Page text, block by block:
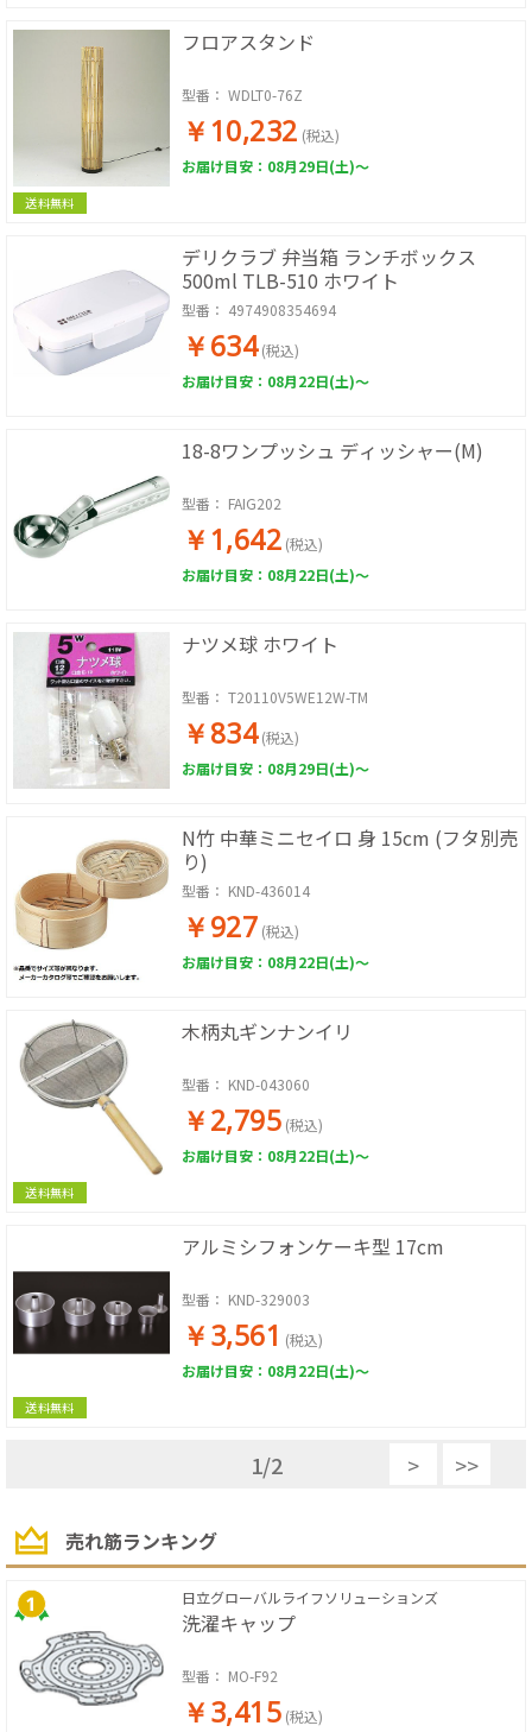
送料無料
フロアスタンド
型番： WDLT0-76Z
￥10,232 (税込)
お届け目安：08月29日(土)～
デリクラブ 弁当箱 ランチボックス
500ml TLB-510 ホワイト
型番： 4974908354694
￥634 (税込)
お届け目安：08月22日(土)～
18-8ワンプッシュ ディッシャー(M)
型番： FAIG202
￥1,642 (税込)
お届け目安：08月22日(土)～
ナツメ球 ホワイト
型番： T20110V5WE12W-TM
￥834 (税込)
お届け目安：08月29日(土)～
N竹 中華ミニセイロ 身 15cm (フタ別売
り)
型番： KND-436014
￥927 (税込)
お届け目安：08月22日(土)～
送料無料
木柄丸ギンナンイリ
型番： KND-043060
￥2,795 (税込)
お届け目安：08月22日(土)～
送料無料
アルミシフォンケーキ型 17cm
型番： KND-329003
￥3,561 (税込)
お届け目安：08月22日(土)～
1/2 > >>
売れ筋ランキング
日立グローバルライフソリューションズ
洗濯キャップ
型番： MO-F92
￥3,415 (税込)